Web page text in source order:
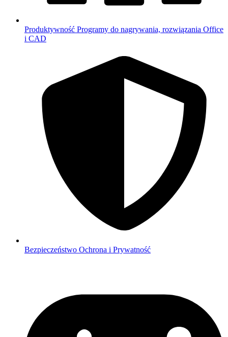
Produktywność Programy do nagrywania, rozwiązania Office
i CAD
Bezpieczeństwo Ochrona i Prywatność